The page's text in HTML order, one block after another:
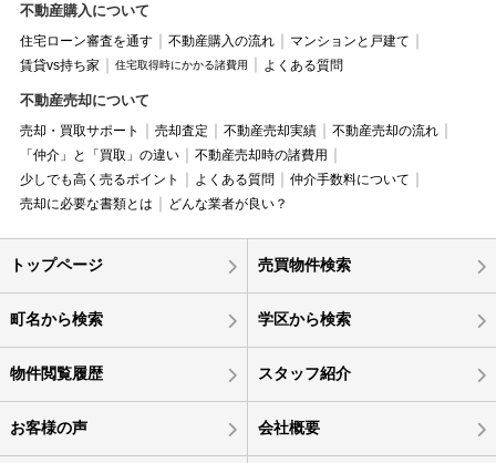
不動産購入について
住宅ローン審査を通す 不動産購入の流れ
マンションと戸建て
賃貸vs持ち家
住宅取得時にかかる諸費用 よくある質問
不動産売却について
売却・買取サポート 売却査定 不動産売却実績
不動産売却の流れ
「仲介」と「買取」の違い
不動産売却時の諸費用
少しでも高く売るポイント
よくある質問
仲介手数料について
売却に必要な書類とは
どんな業者が良い？
トップページ 売買物件検索
町名から検索 学区から検索
物件閲覧履歴 スタッフ紹介
お客様の声 会社概要